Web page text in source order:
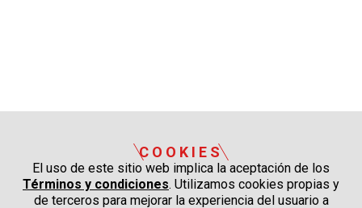
COOKIES
El uso de este sitio web implica la aceptación de los
Términos y condiciones. Utilizamos cookies propias y
de terceros para mejorar la experiencia del usuario a